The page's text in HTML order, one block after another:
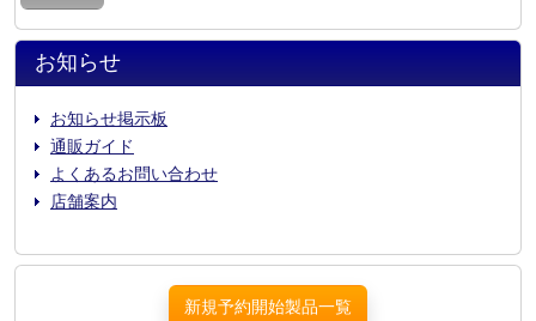
お知らせ
お知らせ掲示板
通販ガイド
よくあるお問い合わせ
店舗案内
新規予約開始製品一覧